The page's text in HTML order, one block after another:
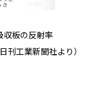
収板の反射率
刊工業新聞社より）